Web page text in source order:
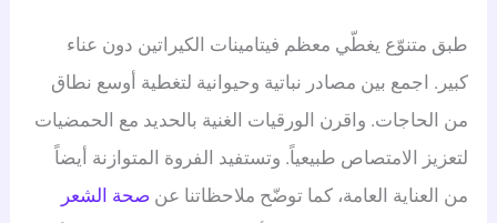
طبق متنوّع يغطّي معظم فيتامينات الكيراتين دون عناء
كبير. اجمع بين مصادر نباتية وحيوانية لتغطية أوسع نطاق
من الحاجات. واقرن الورقيات الغنية بالحديد مع الحمضيات
لتعزيز الامتصاص طبيعياً. وتستفيد الفروة المتوازنة أيضاً
من العناية العامة، كما توضّح ملاحظاتنا عنصحة الشعر